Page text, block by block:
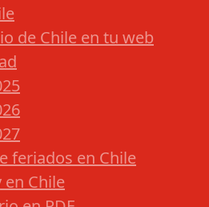
de Chile en tu web
feriados en Chile
en Chile